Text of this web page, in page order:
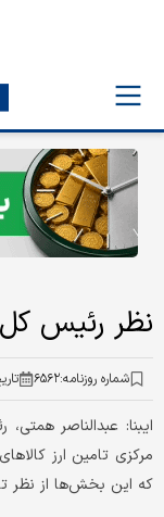
نظر رئیس کل
شماره روزنامه:۶۵۶۲
ایبنا: عبدالناصر
مرکزی تامین ارز
که این بخش‌ها از نظر